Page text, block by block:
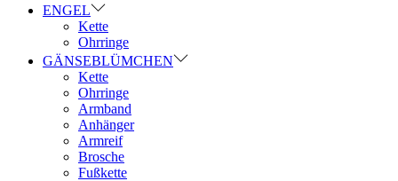
ENGEL
Kette
Ohrringe
GÄNSEBLÜMCHEN
Kette
Ohrringe
Armband
Anhänger
Armreif
Brosche
Fußkette